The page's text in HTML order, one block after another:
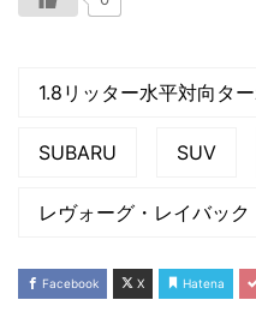
1.8リッター水平対向タ
SUBARU SUV
レヴォーグ・レイバック
Facebook X Hatena